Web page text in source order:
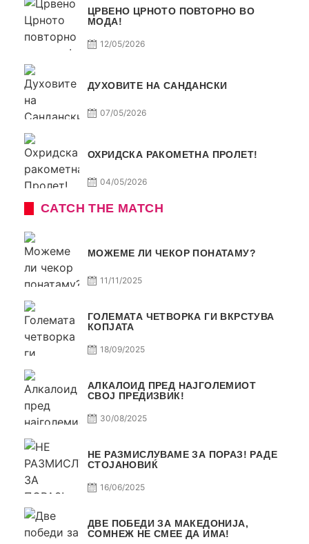
ЦРВЕНО ЦРНОТО ПОВТОРНО ВО
МОДА!
12/05/2026
ДУХОВИТЕ НА САНДАНСКИ
07/05/2026
ОХРИДСКА РАКОМЕТНА ПРОЛЕТ!
04/05/2026
CATCH THE MATCH
МОЖЕМЕ ЛИ ЧЕКОР ПОНАТАМУ?
11/11/2025
ГОЛЕМАТА ЧЕТВОРКА ГИ ВКРСТУВА
КОПЈАТА
18/09/2025
АЛКАЛОИД ПРЕД НАЈГОЛЕМИОТ
СВОЈ ПРЕДИЗВИК!
30/08/2025
НЕ РАЗМИСЛУВАМЕ ЗА ПОРАЗ! РАДЕ
СТОЈАНОВИЌ
16/06/2025
ДВЕ ПОБЕДИ ЗА МАКЕДОНИЈА,
СОМНЕЖ НЕ СМЕЕ ДА ИМА!